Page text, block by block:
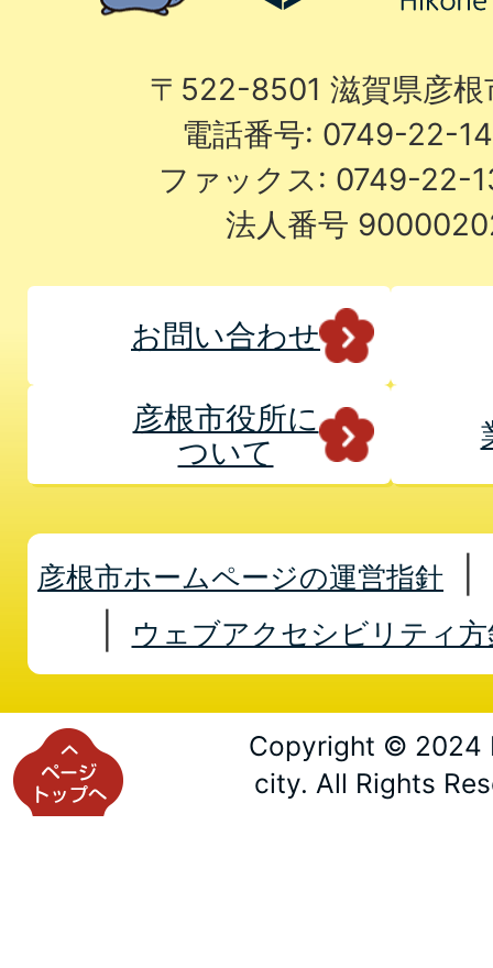
〒522-8501 滋賀県彦
電話番号: 0749-22-
ファックス: 0749-22-
法人番号
お問い合わせ
彦根市役所に
ついて
彦根市ホームページの運営指針
ウェブアクセシビリティ方
Copyright © 2024
city. All Rights